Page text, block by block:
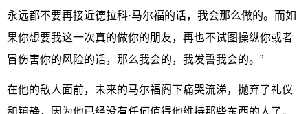
永远都不要再接近德拉科·马尔福的话，我会那么做的。而如
果你想要我这一次真的做你的朋友，再也不试图操纵你或者
冒伤害你的风险的话，那么我会的，我发誓我会的。”
在他的敌人面前，未来的马尔福阁下痛哭流涕，抛弃了礼仪
和镇静，因为他已经没有任何值得他维持那些东西的人了。